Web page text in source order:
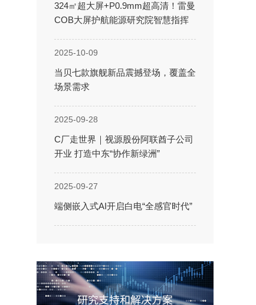
324㎡超大屏+P0.9mm超高清！雷曼
COB大屏护航能源研究院智慧指挥
2025-10-09
当贝七款旗舰新品震撼登场，覆盖全
场景需求
2025-09-28
C厂走世界｜视源股份阿联酋子公司
开业 打造中东“协作新绿洲”
2025-09-27
端侧嵌入式AI开启白电“全感官时代”